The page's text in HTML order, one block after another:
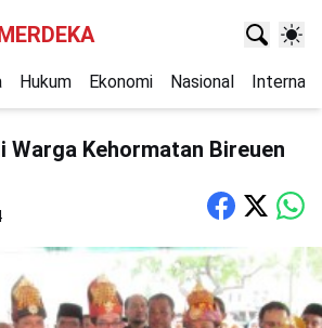
Hukum Ekonomi Nasional
Warga Kehormatan Bireuen